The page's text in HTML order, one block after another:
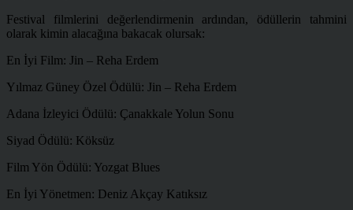
Festival filmlerini değerlendirmenin ardından, ödüllerin tahmini
olarak kimin alacağına bakacak olursak:
En İyi Film: Jin – Reha Erdem
Yılmaz Güney Özel Ödülü: Jin – Reha Erdem
Adana İzleyici Ödülü: Çanakkale Yolun Sonu
Siyad Ödülü: Köksüz
Film Yön Ödülü: Yozgat Blues
En İyi Yönetmen: Deniz Akçay Katıksız